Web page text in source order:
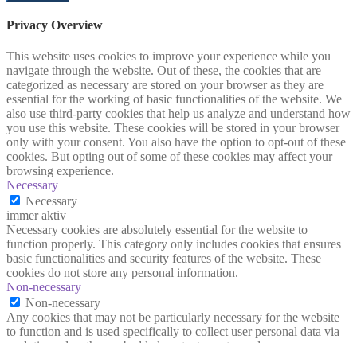
Privacy Overview
This website uses cookies to improve your experience while you
navigate through the website. Out of these, the cookies that are
categorized as necessary are stored on your browser as they are
essential for the working of basic functionalities of the website. We
also use third-party cookies that help us analyze and understand how
you use this website. These cookies will be stored in your browser
only with your consent. You also have the option to opt-out of these
cookies. But opting out of some of these cookies may affect your
browsing experience.
Necessary
Necessary
immer aktiv
Necessary cookies are absolutely essential for the website to
function properly. This category only includes cookies that ensures
basic functionalities and security features of the website. These
cookies do not store any personal information.
Non-necessary
Non-necessary
Any cookies that may not be particularly necessary for the website
to function and is used specifically to collect user personal data via